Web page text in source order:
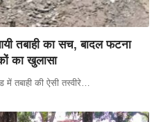
तबाही का सच, बादल फटना
का खुलासा
तबाही की ऐसी तस्वीरे…